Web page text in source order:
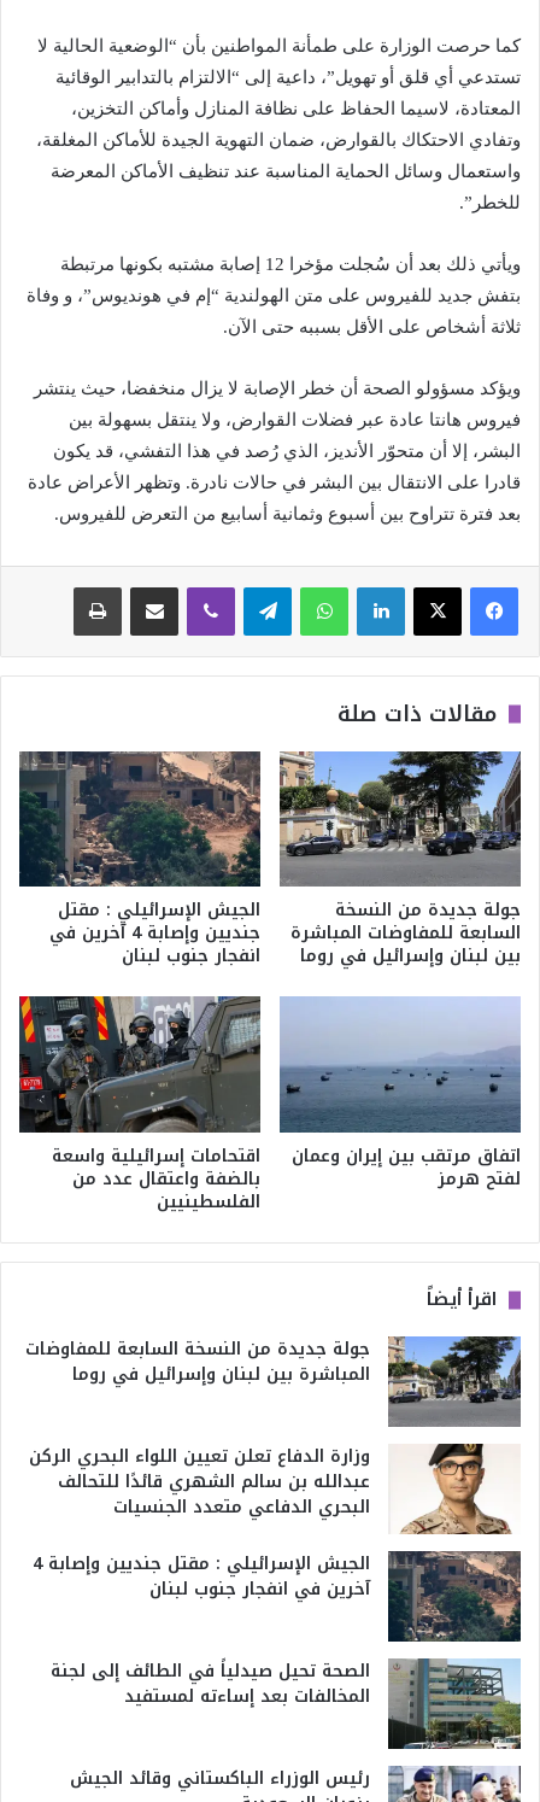
كما حرصت الوزارة على طمأنة المواطنين بأن “الوضعية الحالية لا
تستدعي أي قلق أو تهويل”، داعية إلى “الالتزام بالتدابير الوقائية
المعتادة، لاسيما الحفاظ على نظافة المنازل وأماكن التخزين،
وتفادي الاحتكاك بالقوارض، ضمان التهوية الجيدة للأماكن المغلقة،
واستعمال وسائل الحماية المناسبة عند تنظيف الأماكن المعرضة
للخطر”.
ويأتي ذلك بعد أن سُجلت مؤخرا 12 إصابة مشتبه بكونها مرتبطة
بتفش جديد للفيروس على متن الهولندية “إم في هونديوس”، و وفاة
ثلاثة أشخاص على الأقل بسببه حتى الآن.
ويؤكد مسؤولو الصحة أن خطر الإصابة لا يزال منخفضا، حيث ينتشر
فيروس هانتا عادة عبر فضلات القوارض، ولا ينتقل بسهولة بين
البشر، إلا أن متحوّر الأنديز، الذي رُصد في هذا التفشي، قد يكون
قادرا على الانتقال بين البشر في حالات نادرة. وتظهر الأعراض عادة
بعد فترة تتراوح بين أسبوع وثمانية أسابيع من التعرض للفيروس.
لينكدإن واتساب تيلقرام
مقالات ذات صلة
جولة جديدة من النسخة
السابعة للمفاوضات المباشرة
بين لبنان وإسرائيل في روما
الجيش الإسرائيلي : مقتل
جنديين وإصابة 4 آخرين في
انفجار جنوب لبنان
اتفاق مرتقب بين إيران وعمان
لفتح هرمز
اقتحامات إسرائيلية واسعة
بالضفة واعتقال عدد من
الفلسطينيين
اقرأ أيضاً
جولة جديدة من النسخة السابعة للمفاوضات
المباشرة بين لبنان وإسرائيل في روما
وزارة الدفاع تعلن تعيين اللواء البحري الركن
عبدالله بن سالم الشهري قائدًا للتحالف
البحري الدفاعي متعدد الجنسيات
الجيش الإسرائيلي : مقتل جنديين وإصابة 4
آخرين في انفجار جنوب لبنان
الصحة تحيل صيدلياً في الطائف إلى لجنة
المخالفات بعد إساءته لمستفيد
رئيس الوزراء الباكستاني وقائد الجيش